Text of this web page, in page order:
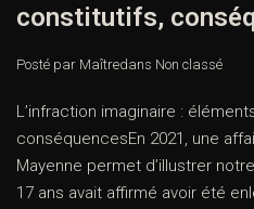
constitutifs,
Posté par Maîtredans Non classé
L’infraction imaginaire :
conséquencesEn 2021, une
Mayenne permet d’illustrer
17 ans avait affirmé avoir été